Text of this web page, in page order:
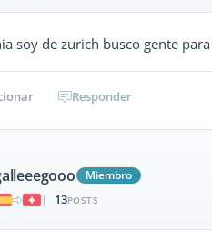
soy de zurich busco gente
Responder
Miembro
|
13POSTS